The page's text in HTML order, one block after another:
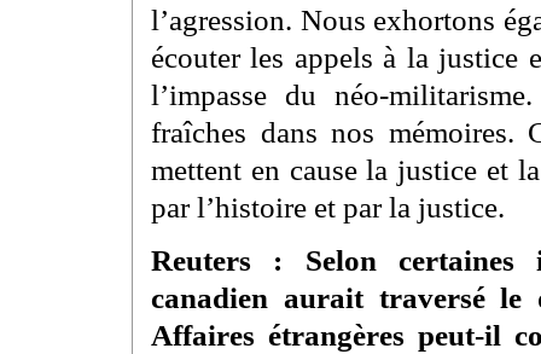
l’agression. Nous exhortons
écouter les appels à la justice
l’impasse du néo-
fraîches dans nos
mettent en cause la justice et
par l’histoire et par la justice.
Reuters : Selon
canadien aurait traversé
Affaires étrangères peut-il